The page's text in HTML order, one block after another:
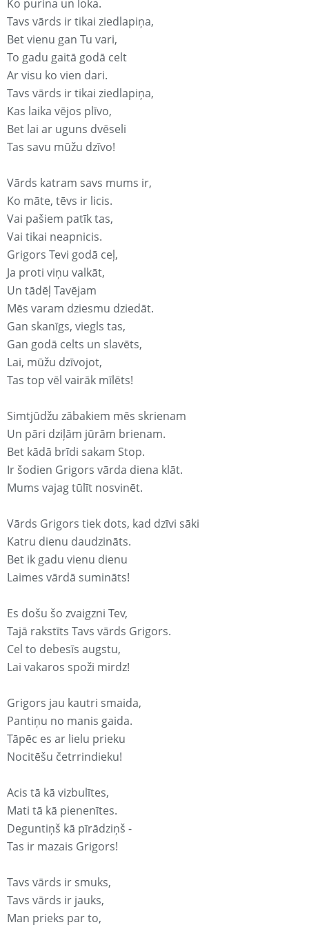
Ko purina un loka.
Tavs vārds ir tikai ziedlapiņa,
Bet vienu gan Tu vari,
To gadu gaitā godā celt
Ar visu ko vien dari.
Tavs vārds ir tikai ziedlapiņa,
Kas laika vējos plīvo,
Bet lai ar uguns dvēseli
Tas savu mūžu dzīvo!
Vārds katram savs mums ir,
Ko māte, tēvs ir licis.
Vai pašiem patīk tas,
Vai tikai neapnicis.
Grigors Tevi godā ceļ,
Ja proti viņu valkāt,
Un tādēļ Tavējam
Mēs varam dziesmu dziedāt.
Gan skanīgs, viegls tas,
Gan godā celts un slavēts,
Lai, mūžu dzīvojot,
Tas top vēl vairāk mīlēts!
Simtjūdžu zābakiem mēs skrienam
Un pāri dziļām jūrām brienam.
Bet kādā brīdi sakam Stop.
Ir šodien Grigors vārda diena klāt.
Mums vajag tūlīt nosvinēt.
Vārds Grigors tiek dots, kad dzīvi sāki
Katru dienu daudzināts.
Bet ik gadu vienu dienu
Laimes vārdā sumināts!
Es došu šo zvaigzni Tev,
Tajā rakstīts Tavs vārds Grigors.
Cel to debesīs augstu,
Lai vakaros spoži mirdz!
Grigors jau kautri smaida,
Pantiņu no manis gaida.
Tāpēc es ar lielu prieku
Nocitēšu četrrindieku!
Acis tā kā vizbulītes,
Mati tā kā pienenītes.
Deguntiņš kā pīrādziņš -
Tas ir mazais Grigors!
Tavs vārds ir smuks,
Tavs vārds ir jauks,
Man prieks par to,